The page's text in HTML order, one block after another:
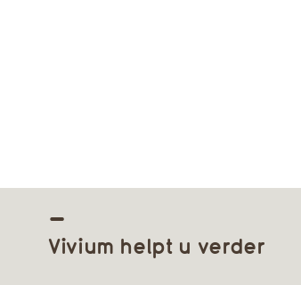
Vivium helpt u verder